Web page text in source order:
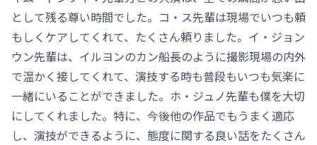
として残る尊い時間でした。コ・ス先輩は現場でいつも頼
もしくケアしてくれて、たくさん頼りました。イ・ジョン
ウン先輩は、イルヨンのカン船長のように撮影現場の内外
で温かく接してくれて、演技する時も普段もいつも気楽に
一緒にいることができました。ホ・ジュノ先輩も僕を大切
にしてくれました。特に、今後他の作品でもうまく適応
し、演技ができるように、態度に関する良い話をたくさん